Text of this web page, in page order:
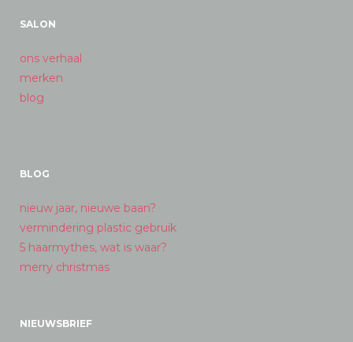
SALON
ons verhaal
merken
blog
BLOG
nieuw jaar, nieuwe baan?
vermindering plastic gebruik
5 haarmythes, wat is waar?
merry christmas
NIEUWSBRIEF